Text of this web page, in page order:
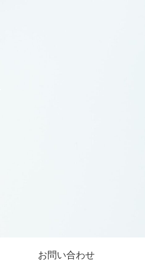
お問い合わせ